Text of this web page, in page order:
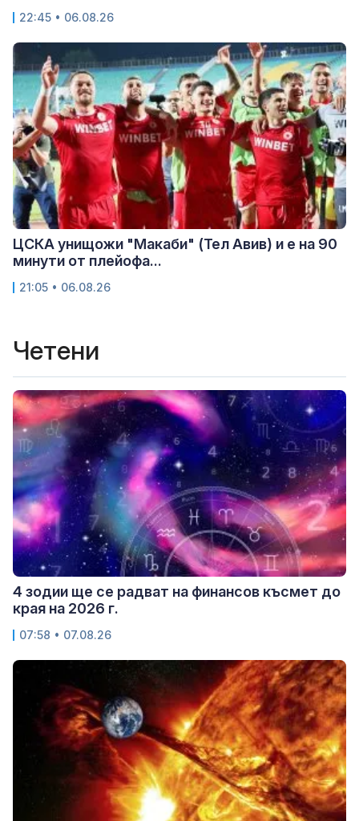
22:45 • 06.08.26
ЦСКА унищожи "Макаби" (Тел Авив) и е на 90
минути от плейофа...
21:05 • 06.08.26
Четени
4 зодии ще се радват на финансов късмет до
края на 2026 г.
07:58 • 07.08.26